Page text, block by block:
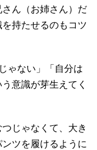
ん（お姉さん）だ
持たせるのもコツ
ゃない」「自分は
意識が芽生えてく
じゃなくて、大き
ツを履けるように